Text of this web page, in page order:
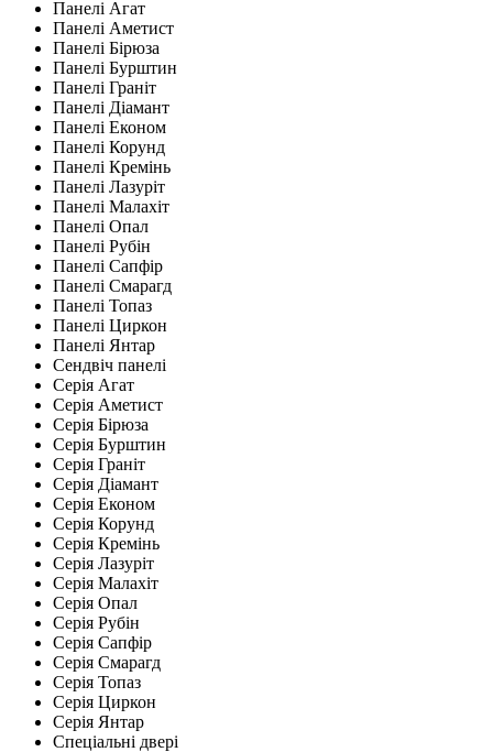
Панелі Агат
Панелі Аметист
Панелі Бірюза
Панелі Бурштин
Панелі Граніт
Панелі Діамант
Панелі Економ
Панелі Корунд
Панелі Кремінь
Панелі Лазуріт
Панелі Малахіт
Панелі Опал
Панелі Рубін
Панелі Сапфір
Панелі Смарагд
Панелі Топаз
Панелі Циркон
Панелі Янтар
Сендвіч панелі
Серія Агат
Серія Аметист
Серія Бірюза
Серія Бурштин
Серія Граніт
Серія Діамант
Серія Економ
Серія Корунд
Серія Кремінь
Серія Лазуріт
Серія Малахіт
Серія Опал
Серія Рубін
Серія Сапфір
Серія Смарагд
Серія Топаз
Серія Циркон
Серія Янтар
Спеціальні двері